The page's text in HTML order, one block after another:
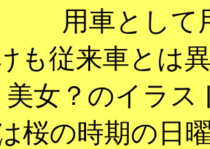
用車として
も従来車とは
美女？のイラス
桜の時期の日